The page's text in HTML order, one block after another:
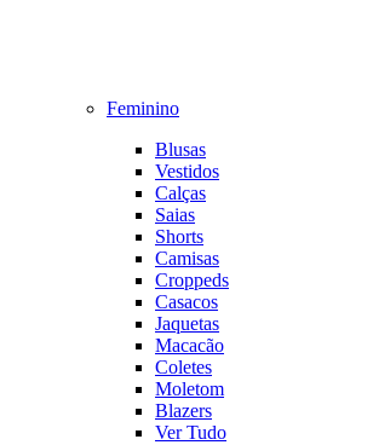
Feminino
Blusas
Vestidos
Calças
Saias
Shorts
Camisas
Croppeds
Casacos
Jaquetas
Macacão
Coletes
Moletom
Blazers
Ver Tudo